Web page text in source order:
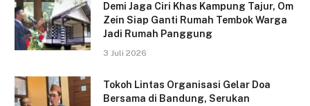
Demi Jaga Ciri Khas Kampung Tajur, Om
Zein Siap Ganti Rumah Tembok Warga
Jadi Rumah Panggung
3 Juli 2026
Tokoh Lintas Organisasi Gelar Doa
Bersama di Bandung, Serukan